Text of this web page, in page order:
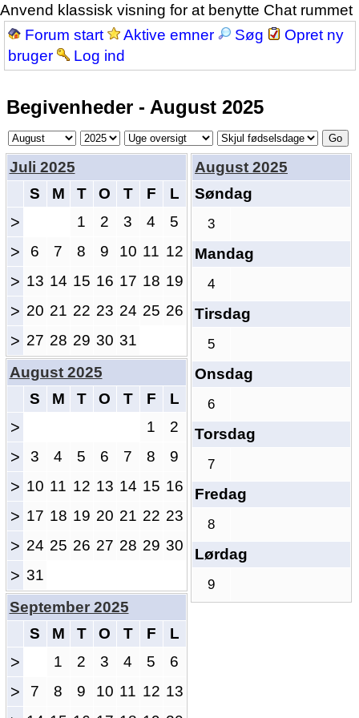
Anvend klassisk visning for at benytte Chat rummet
Forum start
Aktive emner Søg
Opret ny
bruger
Log ind
Begivenheder - August 2025
Juli 2025
S
M T O T F L
> 1 2 3 4 5
> 6 7 8 9 10 11 12
> 13 14 15 16 17 18 19
> 20 21 22 23 24 25 26
> 27 28 29 30 31
August 2025
Søndag
3
Mandag
4
Tirsdag
5
Onsdag
6
Torsdag
7
Fredag
8
Lørdag
9
August 2025
S
M T O T F L
> 1 2
> 3 4 5 6 7 8 9
> 10 11 12 13 14 15 16
> 17 18 19 20 21 22 23
> 24 25 26 27 28 29 30
> 31
September 2025
S
M T O T F L
> 1 2 3 4 5 6
> 7 8 9 10 11 12 13